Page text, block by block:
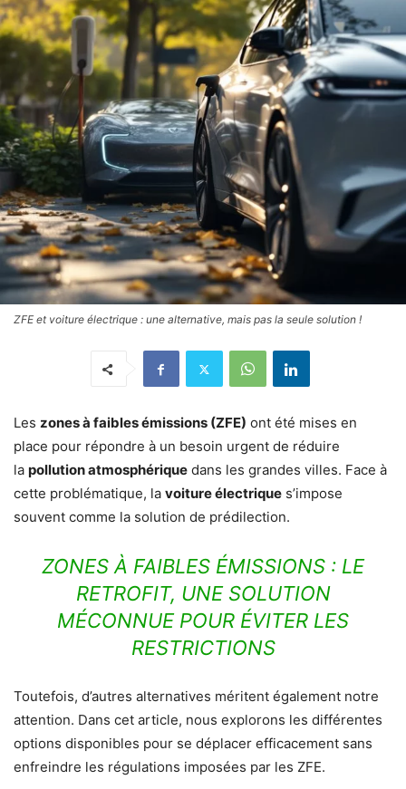
ZFE et voiture électrique : une alternative, mais pas la seule solution !
Les zones à faibles émissions (ZFE) ont été mises en
place pour répondre à un besoin urgent de réduire
la pollution atmosphérique dans les grandes villes. Face à
cette problématique, la voiture électrique s’impose
souvent comme la solution de prédilection.
ZONES À FAIBLES ÉMISSIONS : LE
RETROFIT, UNE SOLUTION
MÉCONNUE POUR ÉVITER LES
RESTRICTIONS
Toutefois, d’autres alternatives méritent également notre
attention. Dans cet article, nous explorons les différentes
options disponibles pour se déplacer efficacement sans
enfreindre les régulations imposées par les ZFE.